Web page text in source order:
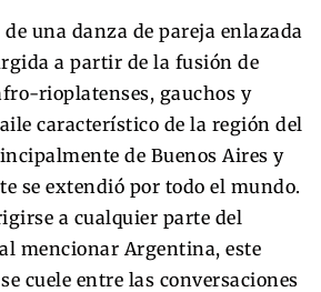
una danza de pareja enlazada
a partir de la fusión de
rioplatenses, gauchos y
característico de la región del
de Buenos Aires y
se extendió por todo el mundo.
a cualquier parte del
mencionar Argentina, este
cuele entre las conversaciones